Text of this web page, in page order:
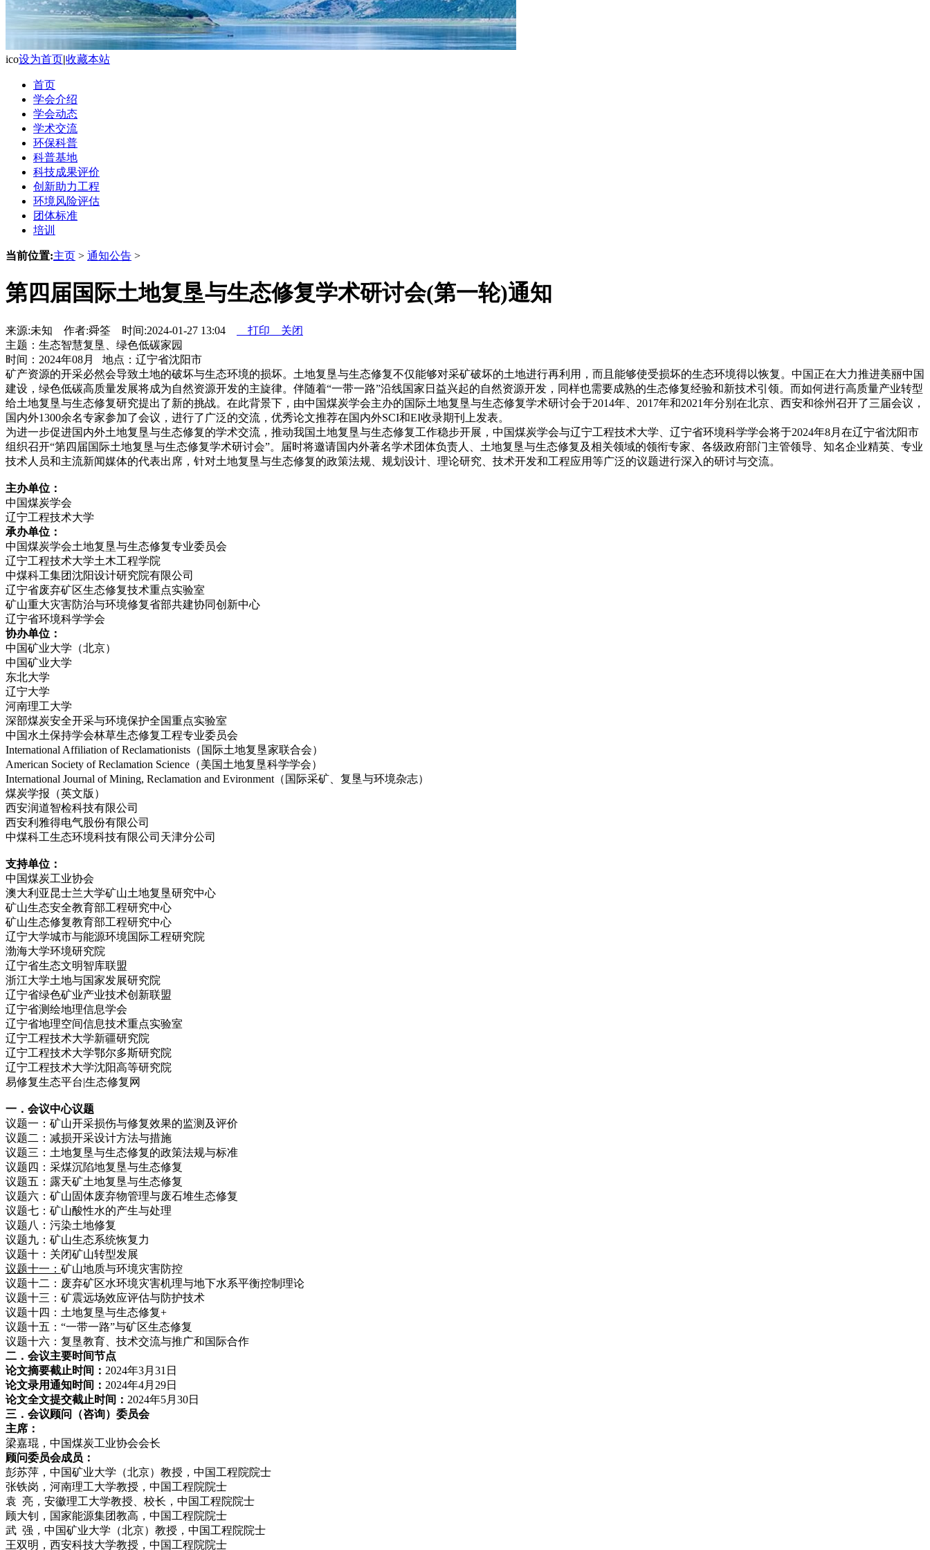
ico设为首页|收藏本站
首页
学会介绍
学会动态
学术交流
环保科普
科普基地
科技成果评价
创新助力工程
环境风险评估
团体标准
培训
当前位置:主页 > 通知公告 >
第四届国际土地复垦与生态修复学术研讨会(第一轮)通知
来源:未知 作者:舜筌 时间:2024-01-27 13:04 打印 关闭
主题：生态智慧复垦、绿色低碳家园
时间：2024年08月 地点：辽宁省沈阳市
矿产资源的开采必然会导致土地的破坏与生态环境的损坏。土地复垦与生态修复不仅能够对采矿破坏的土地进行再利用，而且能够使受损坏的生态环境得以恢复。中国正在大力推进美丽中国
建设，绿色低碳高质量发展将成为自然资源开发的主旋律。伴随着“一带一路”沿线国家日益兴起的自然资源开发，同样也需要成熟的生态修复经验和新技术引领。而如何进行高质量产业转型
给土地复垦与生态修复研究提出了新的挑战。在此背景下，由中国煤炭学会主办的国际土地复垦与生态修复学术研讨会于2014年、2017年和2021年分别在北京、西安和徐州召开了三届会议，
国内外1300余名专家参加了会议，进行了广泛的交流，优秀论文推荐在国内外SCI和EI收录期刊上发表。
为进一步促进国内外土地复垦与生态修复的学术交流，推动我国土地复垦与生态修复工作稳步开展，中国煤炭学会与辽宁工程技术大学、辽宁省环境科学学会将于2024年8月在辽宁省沈阳市
组织召开“第四届国际土地复垦与生态修复学术研讨会”。届时将邀请国内外著名学术团体负责人、土地复垦与生态修复及相关领域的领衔专家、各级政府部门主管领导、知名企业精英、专业
技术人员和主流新闻媒体的代表出席，针对土地复垦与生态修复的政策法规、规划设计、理论研究、技术开发和工程应用等广泛的议题进行深入的研讨与交流。
主办单位：
中国煤炭学会
辽宁工程技术大学
承办单位：
中国煤炭学会土地复垦与生态修复专业委员会
辽宁工程技术大学土木工程学院
中煤科工集团沈阳设计研究院有限公司
辽宁省废弃矿区生态修复技术重点实验室
矿山重大灾害防治与环境修复省部共建协同创新中心
辽宁省环境科学学会
协办单位：
中国矿业大学（北京）
中国矿业大学
东北大学
辽宁大学
河南理工大学
深部煤炭安全开采与环境保护全国重点实验室
中国水土保持学会林草生态修复工程专业委员会
International Affiliation of Reclamationists（国际土地复垦家联合会）
American Society of Reclamation Science（美国土地复垦科学学会）
International Journal of Mining, Reclamation and Evironment（国际采矿、复垦与环境杂志）
煤炭学报（英文版）
西安润道智检科技有限公司
西安利雅得电气股份有限公司
中煤科工生态环境科技有限公司天津分公司
支持单位：
中国煤炭工业协会
澳大利亚昆士兰大学矿山土地复垦研究中心
矿山生态安全教育部工程研究中心
矿山生态修复教育部工程研究中心
辽宁大学城市与能源环境国际工程研究院
渤海大学环境研究院
辽宁省生态文明智库联盟
浙江大学土地与国家发展研究院
辽宁省绿色矿业产业技术创新联盟
辽宁省测绘地理信息学会
辽宁省地理空间信息技术重点实验室
辽宁工程技术大学新疆研究院
辽宁工程技术大学鄂尔多斯研究院
辽宁工程技术大学沈阳高等研究院
易修复生态平台|生态修复网
一．会议中心议题
议题一：矿山开采损伤与修复效果的监测及评价
议题二：减损开采设计方法与措施
议题三：土地复垦与生态修复的政策法规与标准
议题四：采煤沉陷地复垦与生态修复
议题五：露天矿土地复垦与生态修复
议题六：矿山固体废弃物管理与废石堆生态修复
议题七：矿山酸性水的产生与处理
议题八：污染土地修复
议题九：矿山生态系统恢复力
议题十：关闭矿山转型发展
议题十一 ： 矿山地质与环境灾害防控
议题十二：废弃矿区水环境灾害机理与地下水系平衡控制理论
议题十三：矿震远场效应评估与防护技术
议题十四：土地复垦与生态修复+
议题十五：“一带一路”与矿区生态修复
议题十六：复垦教育、技术交流与推广和国际合作
二．会议主要时间节点
论文摘要截止时间： 2024年3月31日
论文录用通知时间： 2024年4月29日
论文全文提交截止时间： 2024年5月30日
三．会议顾问（咨询）委员会
主席：
梁嘉琨，中国煤炭工业协会会长
顾问委员会成员：
彭苏萍，中国矿业大学（北京）教授，中国工程院院士
张铁岗，河南理工大学教授，中国工程院院士
袁 亮，安徽理工大学教授、校长，中国工程院院士
顾大钊，国家能源集团教高，中国工程院院士
武 强，中国矿业大学（北京）教授，中国工程院院士
王双明，西安科技大学教授，中国工程院院士